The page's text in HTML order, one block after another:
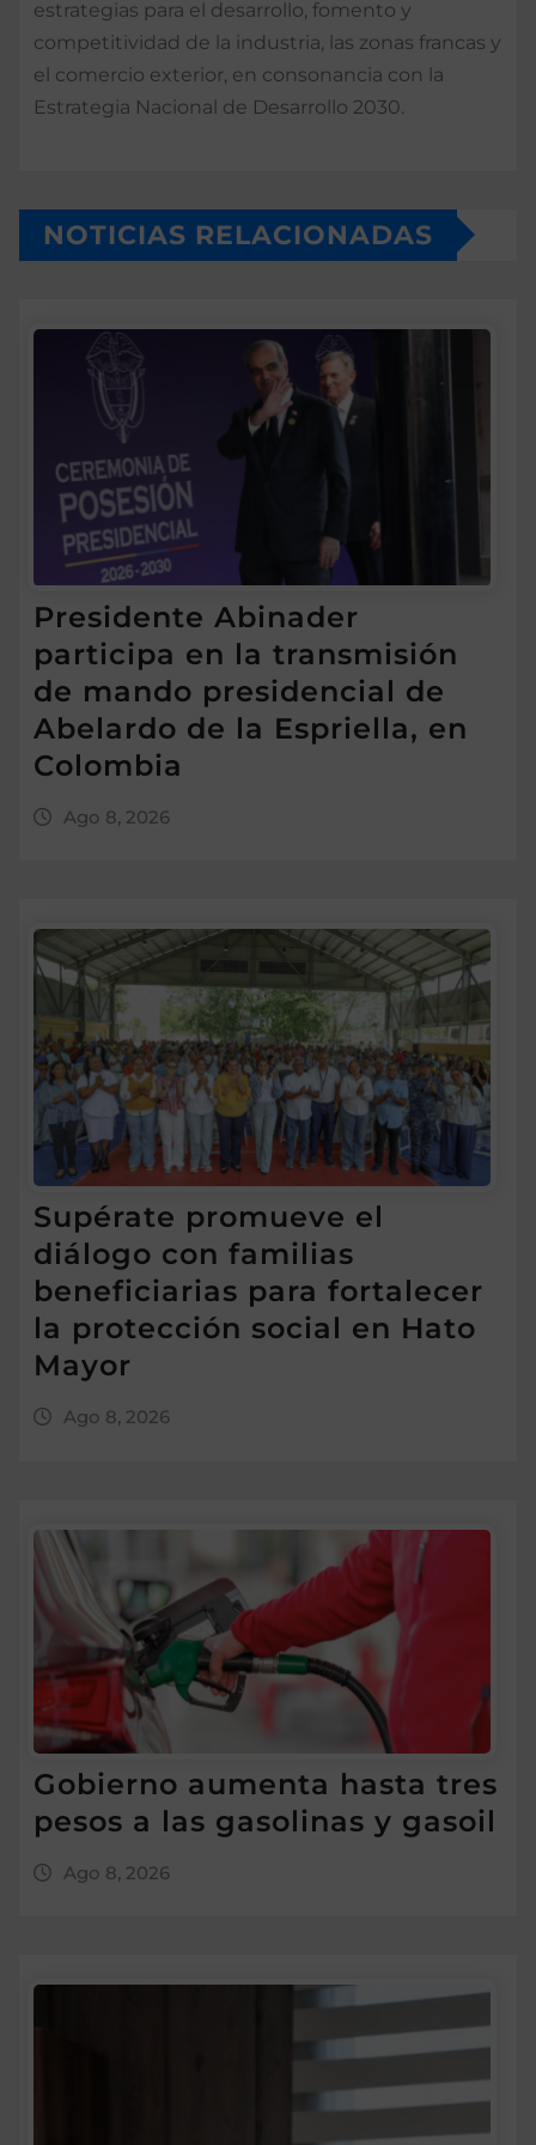
estrategias para el desarrollo, fomento y
competitividad de la industria, las zonas francas y
el comercio exterior, en consonancia con la
Estrategia Nacional de Desarrollo 2030.
NOTICIAS RELACIONADAS
Presidente Abinader
participa en la transmisión
de mando presidencial de
Abelardo de la Espriella, en
Colombia
Ago 8, 2026
Supérate promueve el
diálogo con familias
beneficiarias para fortalecer
la protección social en Hato
Mayor
Ago 8, 2026
Gobierno aumenta hasta tres
pesos a las gasolinas y gasoil
Ago 8, 2026